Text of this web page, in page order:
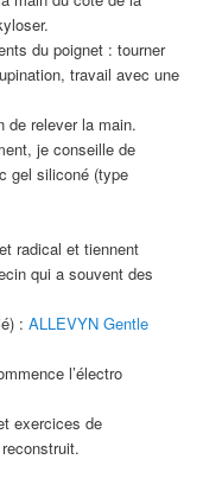
du poignet : tourner
travail avec une
de relever la main.
je conseille de
gel siliconé (type
radical et tiennent
qui a souvent des
:ALLEVYN Gentle
l’électro
exercices de